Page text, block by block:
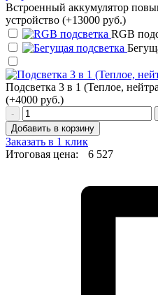
Встроенный аккумулятор
устройство (+13000 руб.)
RGB
Подсветка 3 в 1 (Теплое,
(+4000 руб.)
-
Добавить в корзину
Заказать в 1 клик
Итоговая цена:
6 527